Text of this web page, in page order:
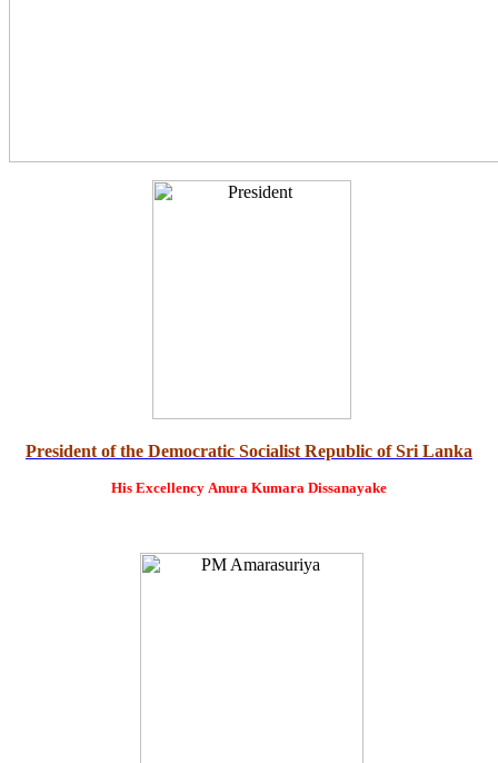
President of the Democratic Socialist Republic of Sri Lanka
His Excellency Anura Kumara Dissanayake